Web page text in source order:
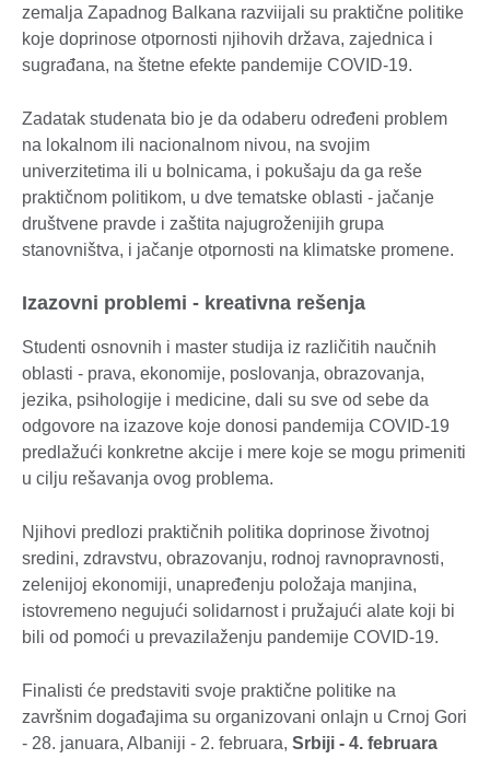
zemalja Zapadnog Balkana razviijali su praktične politike
koje doprinose otpornosti njihovih država, zajednica i
sugrađana, na štetne efekte pandemije COVID-19.
Zadatak studenata bio je da odaberu određeni problem
na lokalnom ili nacionalnom nivou, na svojim
univerzitetima ili u bolnicama, i pokušaju da ga reše
praktičnom politikom, u dve tematske oblasti - jačanje
društvene pravde i zaštita najugroženijih grupa
stanovništva, i jačanje otpornosti na klimatske promene.
Izazovni problemi - kreativna rešenja
Studenti osnovnih i master studija iz različitih naučnih
oblasti - prava, ekonomije, poslovanja, obrazovanja,
jezika, psihologije i medicine, dali su sve od sebe da
odgovore na izazove koje donosi pandemija COVID-19
predlažući konkretne akcije i mere koje se mogu primeniti
u cilju rešavanja ovog problema.
Njihovi predlozi praktičnih politika doprinose životnoj
sredini, zdravstvu, obrazovanju, rodnoj ravnopravnosti,
zelenijoj ekonomiji, unapređenju položaja manjina,
istovremeno negujući solidarnost i pružajući alate koji bi
bili od pomoći u prevazilaženju pandemije COVID-19.
Finalisti će predstaviti svoje praktične politike na
završnim događajima su organizovani onlajn u Crnoj Gori
- 28. januara, Albaniji - 2. februara, Srbiji - 4. februara